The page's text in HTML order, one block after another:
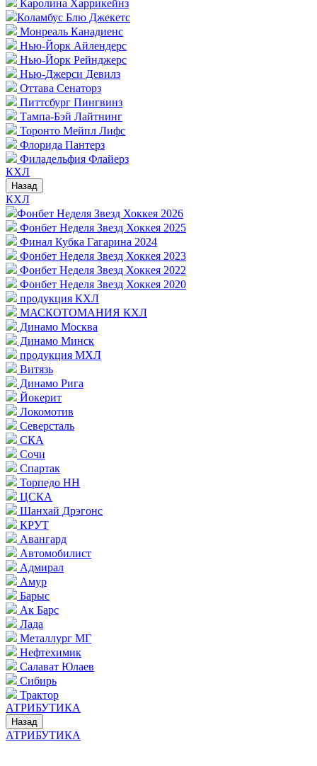
Каролина Харрикейнз
Коламбус Блю Джекетс
Монреаль Канадиенс
Нью-Йорк Айлендерс
Нью-Йорк Рейнджерс
Нью-Джерси Девилз
Оттава Сенаторз
Питтсбург Пингвинз
Тампа-Бэй Лайтнинг
Торонто Мейпл Лифс
Флорида Пантерз
Филадельфия Флайерз
КХЛ
Назад
КХЛ
Фонбет Неделя Звезд Хоккея 2026
Фонбет Неделя Звезд Хоккея 2025
Финал Кубка Гагарина 2024
Фонбет Неделя Звезд Хоккея 2023
Фонбет Неделя Звезд Хоккея 2022
Фонбет Неделя Звезд Хоккея 2020
продукция КХЛ
МАСКОТОМАНИЯ КХЛ
Динамо Москва
Динамо Минск
продукция МХЛ
Витязь
Динамо Рига
Йокерит
Локомотив
Северсталь
СКА
Сочи
Спартак
Торпедо НН
ЦСКА
Шанхай Дрэгонс
КРУТ
Авангард
Автомобилист
Адмирал
Амур
Барыс
Ак Барс
Лада
Металлург МГ
Нефтехимик
Салават Юлаев
Сибирь
Трактор
АТРИБУТИКА
Назад
АТРИБУТИКА